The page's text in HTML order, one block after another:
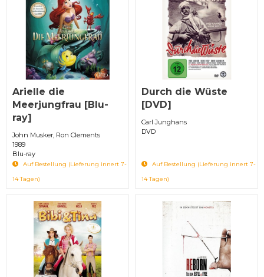
Arielle die
Meerjungfrau [Blu-
ray]
John Musker, Ron Clements
1989
Blu-ray
Auf Bestellung (Lieferung innert 7-
14 Tagen)
Durch die Wüste
[DVD]
Carl Junghans
DVD
Auf Bestellung (Lieferung innert 7-
14 Tagen)